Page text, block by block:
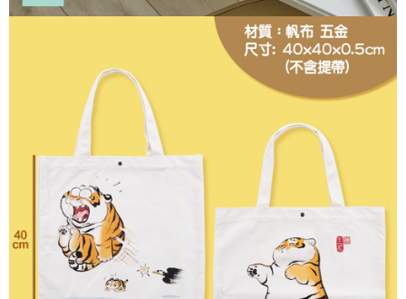
請求用戶進行身份認證。
５．嚴禁一人註冊多個帳號或使用他人資訊註冊。若發現惡意使用之情形，
恩沛科技股份有限公司將有權停止該用戶之使用額度並採取法律行動。